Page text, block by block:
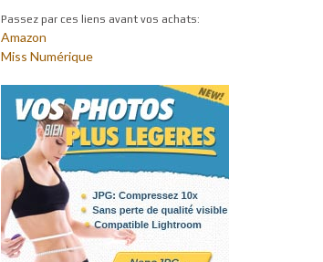
Passez par ces liens avant vos achats:
Amazon
Miss Numérique